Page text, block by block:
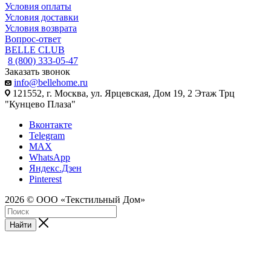
Условия оплаты
Условия доставки
Условия возврата
Вопрос-ответ
BELLE CLUB
8 (800) 333-05-47
Заказать звонок
info@bellehome.ru
121552, г. Москва, ул. Ярцевская, Дом 19, 2 Этаж Трц
"Кунцево Плаза"
Вконтакте
Telegram
MAX
WhatsApp
Яндекс.Дзен
Pinterest
2026 © ООО «Текстильный Дом»
Найти